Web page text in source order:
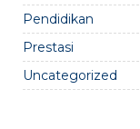
Pendidikan
Prestasi
Uncategorized